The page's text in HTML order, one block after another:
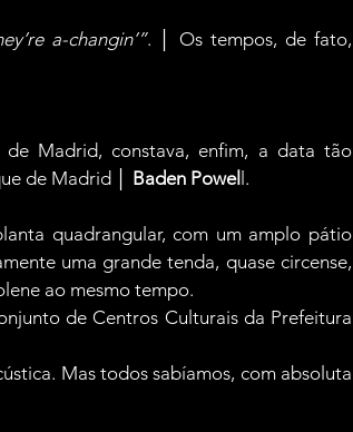
a-changin’”. │ Os tempos, de fato,
Madrid, constava, enfim, a data tão
de Madrid │
Baden Powell.
quadrangular, com um amplo pátio
uma grande tenda, quase circense,
ao mesmo tempo.
de Centros Culturais da Prefeitura
Mas todos sabíamos, com absoluta